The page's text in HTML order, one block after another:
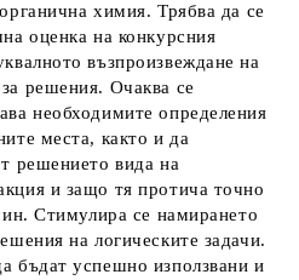
химия. Трябва да се
оценка на конкурсния
възпроизвеждане на
решения. Очаква се
необходимите определения
места, както и да
решението вида на
и защо тя протича точно
Стимулира се намирането
на логическите задачи.
бъдат успешно използвани и